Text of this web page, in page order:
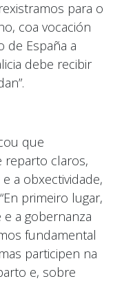
para o
coa vocación
de España a
debe recibir
que
reparto claros,
a obxectividade,
primeiro lugar,
a gobernanza
fundamental
participen na
e, sobre